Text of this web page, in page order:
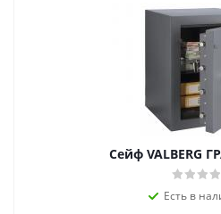
Сейф VALBERG
Есть в